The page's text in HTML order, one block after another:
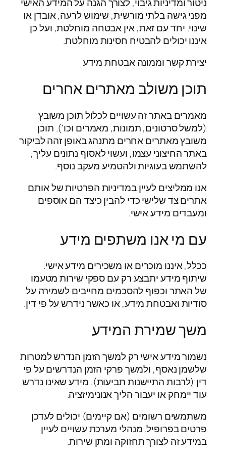
מפני גישה בלתי מורשית, שימוש לרעה, אובדן או
שינוי. יחד עם זאת, אין אבטחה מוחלטת, ועל כן
איננו יכולים להבטיח חסינות מוחלטת.
יצירת קשר וממונה אבטחת מידע
תוכן משולב מאתרים אחרים
מאמרים באתר זה עשויים לכלול תוכן משובץ
(למשל סרטונים, תמונות, מאמרים וכו'). תוכן
משובץ מאתרים אחרים מתנהג באופן זהה לביקור
באתר החיצוני עצמו, ועשוי לאסוף נתונים עליך,
להשתמש בעוגיות ולהטמיע מעקב נוסף.
אנו ממליצים לעיין במדיניות הפרטיות של אותם
אתרים צד שלישי כדי להבין כיצד הם אוספים
ומעבדים מידע אישי.
עם מי אנו משתפים מידע
ככלל, איננו מוכרים או משכירים מידע אישי.
שיתוף מידע יתבצע רק עם ספקי שירות מטעמו
של האתר וכפוף להסכמים מחייבים לשמירה על
סודיות ואבטחת מידע, או כאשר נידרש על פי דין.
משך שמירת המידע
נשמור מידע אישי רק למשך הזמן הנדרש למטרות
שלשמן נאסף, ולמשך פרקי הזמן הנדרשים על פי
דין (לרבות התיישנות תביעות). מידע שאינו נדרש
עוד יימחק או יעבור הליך אנונימיזציה.
משתמשים רשומים (אם קיימים) יכולים לעדכן
פרטים בפרופיל. מנהלי מערכת עשויים לעיין
במידע זה לצורך תחזוקה ומתן שירות.